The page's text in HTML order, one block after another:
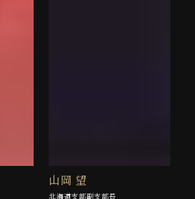
山岡 望
北海道支部副支部長